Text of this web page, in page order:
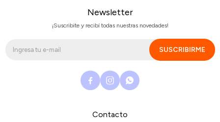
Contacto
Newsletter
¡Suscribite y recibí todas nuestras novedades!
SUSCRIBIRME
  